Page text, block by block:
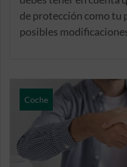
de protección como tu
posibles
vigencia de tu seguro.
Coche